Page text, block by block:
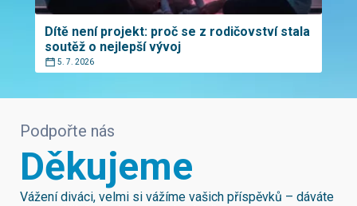
Dítě není projekt: proč se z rodičovství stala
soutěž o nejlepší vývoj
5. 7. 2026
Podpořte nás
Děkujeme
Vážení diváci, velmi si vážíme vašich příspěvků – dáváte